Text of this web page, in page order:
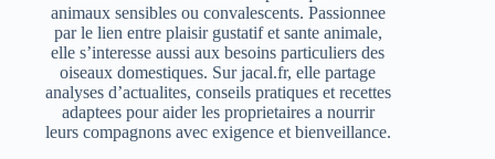
animaux sensibles ou convalescents. Passionnee
par le lien entre plaisir gustatif et sante animale,
elle s’interesse aussi aux besoins particuliers des
oiseaux domestiques. Sur jacal.fr, elle partage
analyses d’actualites, conseils pratiques et recettes
adaptees pour aider les proprietaires a nourrir
leurs compagnons avec exigence et bienveillance.